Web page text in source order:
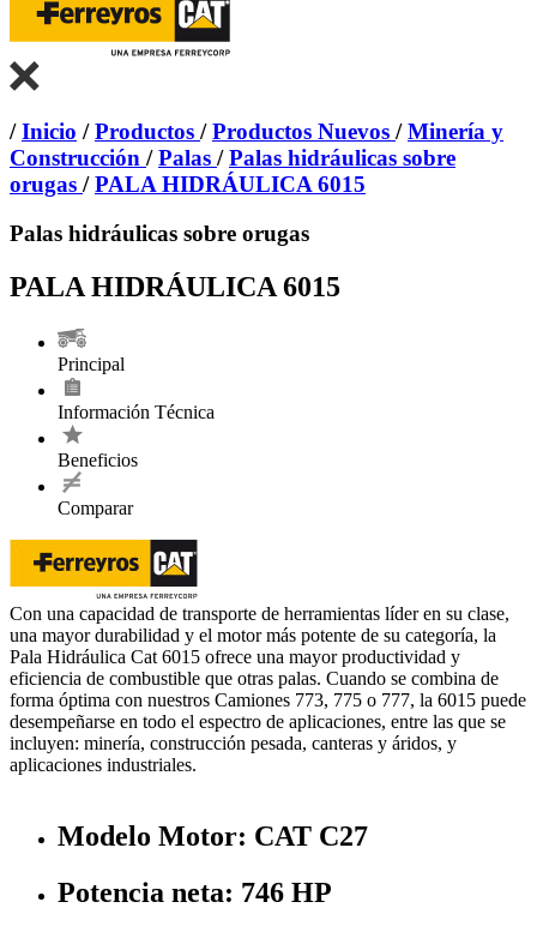
/Inicio /Productos /Productos Nuevos /Minería y
Construcción /Palas /Palas hidráulicas sobre
orugas /PALA HIDRÁULICA 6015
Palas hidráulicas sobre orugas
PALA HIDRÁULICA 6015
Principal
Información Técnica
Beneficios
Comparar
Con una capacidad de transporte de herramientas líder en su clase,
una mayor durabilidad y el motor más potente de su categoría, la
Pala Hidráulica Cat 6015 ofrece una mayor productividad y
eficiencia de combustible que otras palas. Cuando se combina de
forma óptima con nuestros Camiones 773, 775 o 777, la 6015 puede
desempeñarse en todo el espectro de aplicaciones, entre las que se
incluyen: minería, construcción pesada, canteras y áridos, y
aplicaciones industriales.
Modelo Motor: CAT C27
Potencia neta: 746 HP